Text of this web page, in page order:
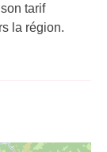
tarif
la région.